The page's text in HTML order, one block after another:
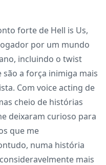
forte de Hell is Us,
por um mundo
incluindo o twist
a força inimiga mais
Com voice acting de
cheio de histórias
deixaram curioso para
que me
numa história
mais